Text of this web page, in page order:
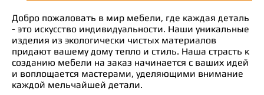
Добро пожаловать в мир мебели, где каждая деталь
- это искусство индивидуальности. Наши уникальные
изделия из экологически чистых материалов
придают вашему дому тепло и стиль. Наша страсть к
созданию мебели на заказ начинается с ваших идей
и воплощается мастерами, уделяющими внимание
каждой мельчайшей детали.